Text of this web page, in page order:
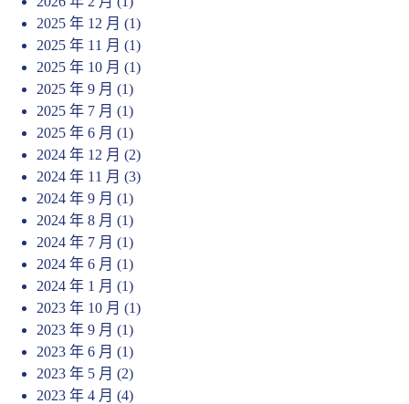
2025 年 12 月 (1)
2025 年 11 月 (1)
2025 年 10 月 (1)
2025 年 9 月 (1)
2025 年 7 月 (1)
2025 年 6 月 (1)
2024 年 12 月 (2)
2024 年 11 月 (3)
2024 年 9 月 (1)
2024 年 8 月 (1)
2024 年 7 月 (1)
2024 年 6 月 (1)
2024 年 1 月 (1)
2023 年 10 月 (1)
2023 年 9 月 (1)
2023 年 6 月 (1)
2023 年 5 月 (2)
2023 年 4 月 (4)